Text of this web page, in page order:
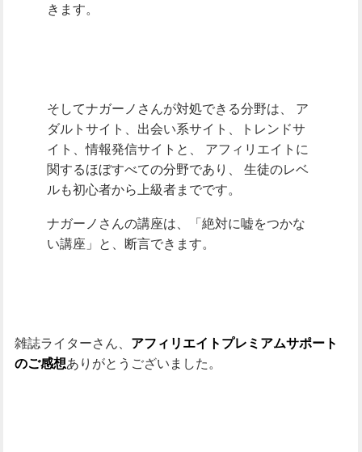
きます。
そしてナガーノさんが対処できる分野は、
ア
ダルトサイト、出会い系サイト、トレンドサ
イト、情報発信サイトと、
アフィリエイトに
関するほぼすべての分野であり、
生徒のレベ
ルも初心者から上級者までです。
ナガーノさんの講座は、「絶対に嘘をつかな
い講座」と、断言できます。
雑誌ライターさん、
アフィリエイトプレミアムサポート
のご感想ありがとうございました。